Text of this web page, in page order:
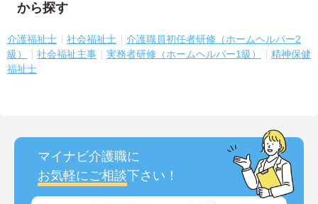
から探す
介護福祉士 社会福祉士
介護職員初任者研修（ホームヘルパー2
級）
社会福祉主事 実務者研修（ホームヘルパー1級）
精神保健
福祉士
マイナビ介護職に
お気軽にご相談下さい！